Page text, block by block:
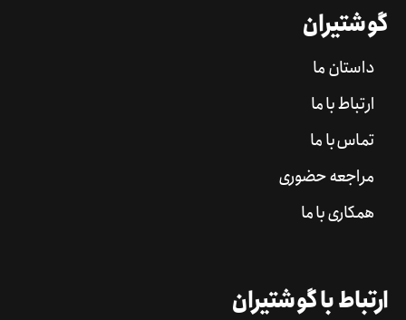
گوشتیران
داستان ما
ارتباط با ما
تماس با ما
مراجعه حضوری
همکاری با ما
ارتباط با گوشتیران